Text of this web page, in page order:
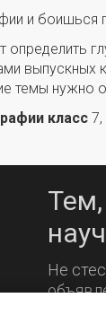
и
определить
выпускных
темы
класс
Тем,
Не